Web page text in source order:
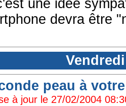
une idée
devra être
peau à
à jour le 27/02/2004